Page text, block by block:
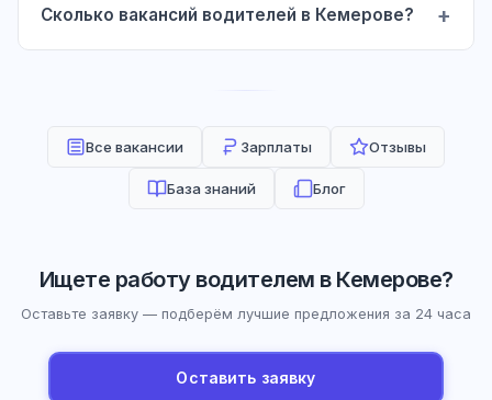
Сколько вакансий водителей в Кемерове?
Все вакансии Зарплаты Отзывы
База знаний Блог
Ищете работу водителем в Кемерове?
Оставьте заявку — подберём лучшие предложения за 24 часа
Оставить заявку